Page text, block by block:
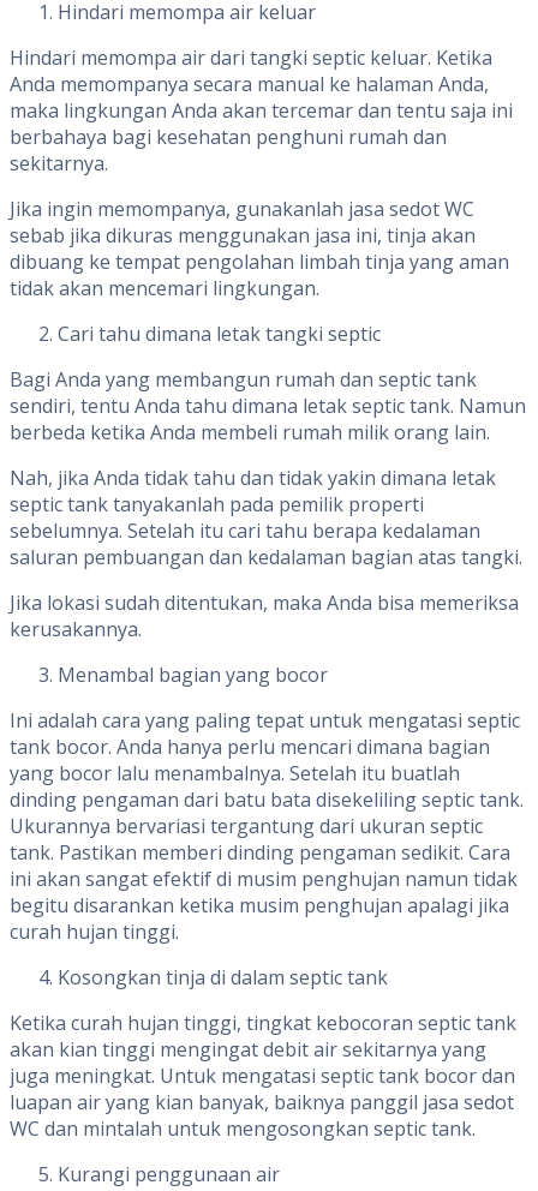
Hindari memompa air keluar
Hindari memompa air dari tangki septic keluar. Ketika
Anda memompanya secara manual ke halaman Anda,
maka lingkungan Anda akan tercemar dan tentu saja ini
berbahaya bagi kesehatan penghuni rumah dan
sekitarnya.
Jika ingin memompanya, gunakanlah jasa sedot WC
sebab jika dikuras menggunakan jasa ini, tinja akan
dibuang ke tempat pengolahan limbah tinja yang aman
tidak akan mencemari lingkungan.
Cari tahu dimana letak tangki septic
Bagi Anda yang membangun rumah dan septic tank
sendiri, tentu Anda tahu dimana letak septic tank. Namun
berbeda ketika Anda membeli rumah milik orang lain.
Nah, jika Anda tidak tahu dan tidak yakin dimana letak
septic tank tanyakanlah pada pemilik properti
sebelumnya. Setelah itu cari tahu berapa kedalaman
saluran pembuangan dan kedalaman bagian atas tangki.
Jika lokasi sudah ditentukan, maka Anda bisa memeriksa
kerusakannya.
Menambal bagian yang bocor
Ini adalah cara yang paling tepat untuk mengatasi septic
tank bocor. Anda hanya perlu mencari dimana bagian
yang bocor lalu menambalnya. Setelah itu buatlah
dinding pengaman dari batu bata disekeliling septic tank.
Ukurannya bervariasi tergantung dari ukuran septic
tank. Pastikan memberi dinding pengaman sedikit. Cara
ini akan sangat efektif di musim penghujan namun tidak
begitu disarankan ketika musim penghujan apalagi jika
curah hujan tinggi.
Kosongkan tinja di dalam septic tank
Ketika curah hujan tinggi, tingkat kebocoran septic tank
akan kian tinggi mengingat debit air sekitarnya yang
juga meningkat. Untuk mengatasi septic tank bocor dan
luapan air yang kian banyak, baiknya panggil jasa sedot
WC dan mintalah untuk mengosongkan septic tank.
Kurangi penggunaan air